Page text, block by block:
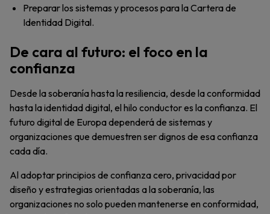
Preparar los sistemas y procesos para la Cartera de
Identidad Digital.
De cara al futuro: el foco en la
confianza
Desde la soberanía hasta la resiliencia, desde la conformidad
hasta la identidad digital, el hilo conductor es la confianza. El
futuro digital de Europa dependerá de sistemas y
organizaciones que demuestren ser dignos de esa confianza
cada día.
Al adoptar principios de confianza cero, privacidad por
diseño y estrategias orientadas a la soberanía, las
organizaciones no solo pueden mantenerse en conformidad,